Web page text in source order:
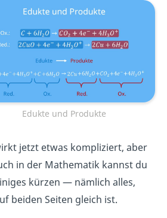
Edukte und Produkte
jetzt etwas kompliziert, aber
in der Mathematik kannst du
kürzen — nämlich alles,
beiden Seiten gleich ist.